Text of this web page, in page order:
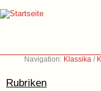
Navigation: Klassika /
Rubriken